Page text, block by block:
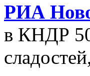
РИА
в КНДР